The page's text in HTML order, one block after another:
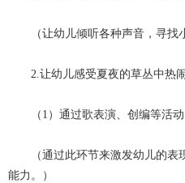
（让幼儿倾听各种声音，寻找小
2.让幼儿感受夏夜的草丛中热闹
（1）通过歌表演、创编等活动
（通过此环节来激发幼儿的表
能力。）